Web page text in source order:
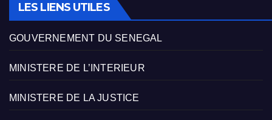
LES LIENS UTILES
GOUVERNEMENT DU SENEGAL
MINISTERE DE L’INTERIEUR
MINISTERE DE LA JUSTICE